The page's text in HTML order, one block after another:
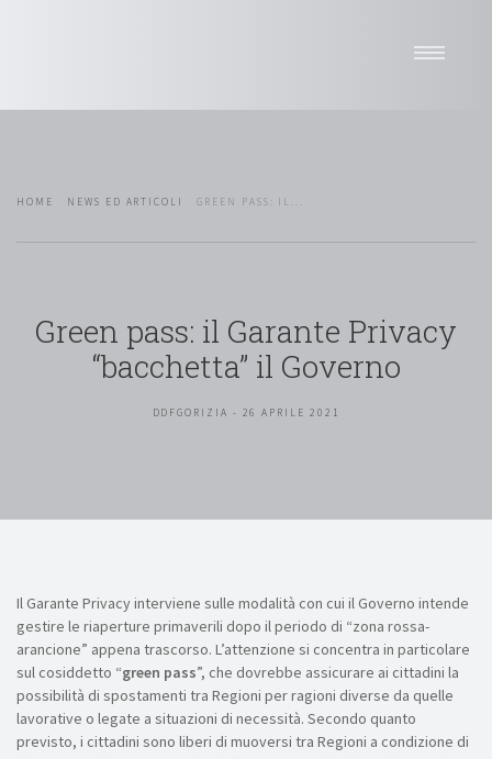
News
Pro bono
Selettore di lingua
HOME NEWS ED ARTICOLI GREEN PASS: IL...
Green pass: il Garante Privacy
“bacchetta” il Governo
DDFGORIZIA - 26 APRILE 2021
Il Garante Privacy interviene sulle modalità con cui il Governo intende
gestire le riaperture primaverili dopo il periodo di “zona rossa-
arancione” appena trascorso. L’attenzione si concentra in particolare
sul cosiddetto “green pass”, che dovrebbe assicurare ai cittadini la
possibilità di spostamenti tra Regioni per ragioni diverse da quelle
lavorative o legate a situazioni di necessità. Secondo quanto
previsto, i cittadini sono liberi di muoversi tra Regioni a condizione di